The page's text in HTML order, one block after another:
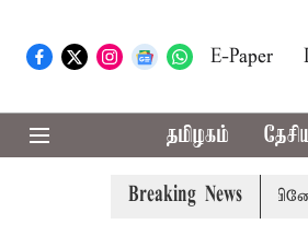
E-Paper
தமிழகம்
Breaking News
வேண்டும்: அமைச்சர் வினோத்